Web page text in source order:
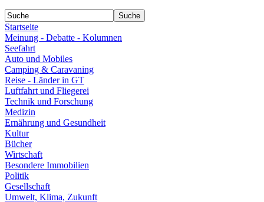
Startseite
Meinung - Debatte - Kolumnen
Seefahrt
Auto und Mobiles
Camping & Caravaning
Reise - Länder in GT
Luftfahrt und Fliegerei
Technik und Forschung
Medizin
Ernährung und Gesundheit
Kultur
Bücher
Wirtschaft
Besondere Immobilien
Politik
Gesellschaft
Umwelt, Klima, Zukunft